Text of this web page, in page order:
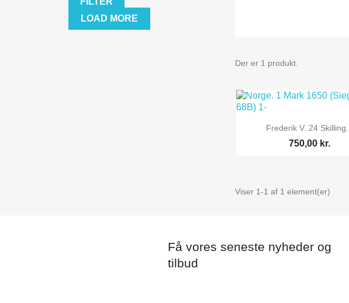
LOAD MORE
Der er 1 produkt.
 Vis her
Frederik V. 24 Skilling...
750,00 kr.
Viser 1-1 af 1 element(er)
Få vores seneste nyheder og
tilbud